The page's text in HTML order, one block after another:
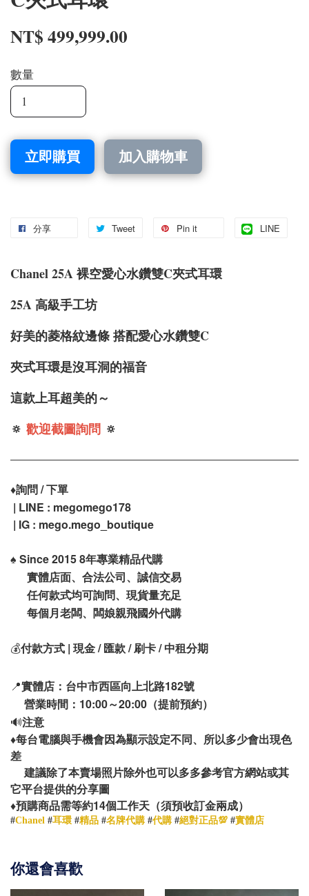
NT$ 499,999.00
數量
立即購買 加入購物車
分享 Tweet Pin it LINE
Chanel 25A 裸空愛心水鑽雙C夾式耳環
25A 高級手工坊
好美的菱格紋邊條 搭配愛心水鑽雙C
夾式耳環是沒耳洞的福音
這款上耳超美的～
🔅 歡迎截圖詢問 🔅
♦️詢問 / 下單
| LINE : megomego178
| IG : mego.mego_boutique
♠️ Since 2015 8年專業精品代購
實體店面、合法公司、誠信交易
任何款式均可詢問、現貨量充足
每個月老闆、闆娘親飛國外代購
💰付款方式 | 現金 / 匯款 / 刷卡 / 中租分期
📍實體店：台中市西區向上北路182號
營業時間：10:00～20:00（提前預約）
🔊注意
♦️每台電腦與手機會因為顯示設定不同、所以多少會出現色
差
建議除了本賣場照片除外也可以多多參考官方網站或其
它平台提供的分享圖
♦️預購商品需等約14個工作天（須預收訂金兩成）
#Chanel #耳環 #精品 #名牌代購 #代購 #絕對正品💯 #實體店
你還會喜歡